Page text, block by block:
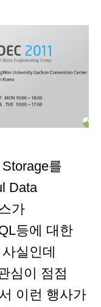
를
Data
가
등에 대한
실인데
심이 점점
이런 행사가